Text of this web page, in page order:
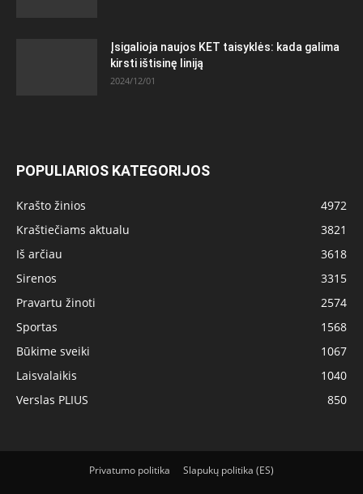
Įsigalioja naujos KET taisyklės: kada galima
kirsti ištisinę liniją
2024/12/01
POPULIARIOS KATEGORIJOS
Krašto žinios
4972
Kraštiečiams aktualu
3821
Iš arčiau
3618
Sirenos
3315
Pravartu žinoti
2574
Sportas
1568
Būkime sveiki
1067
Laisvalaikis
1040
Verslas PLIUS
850
Privatumo politika Slapukų politika (ES)